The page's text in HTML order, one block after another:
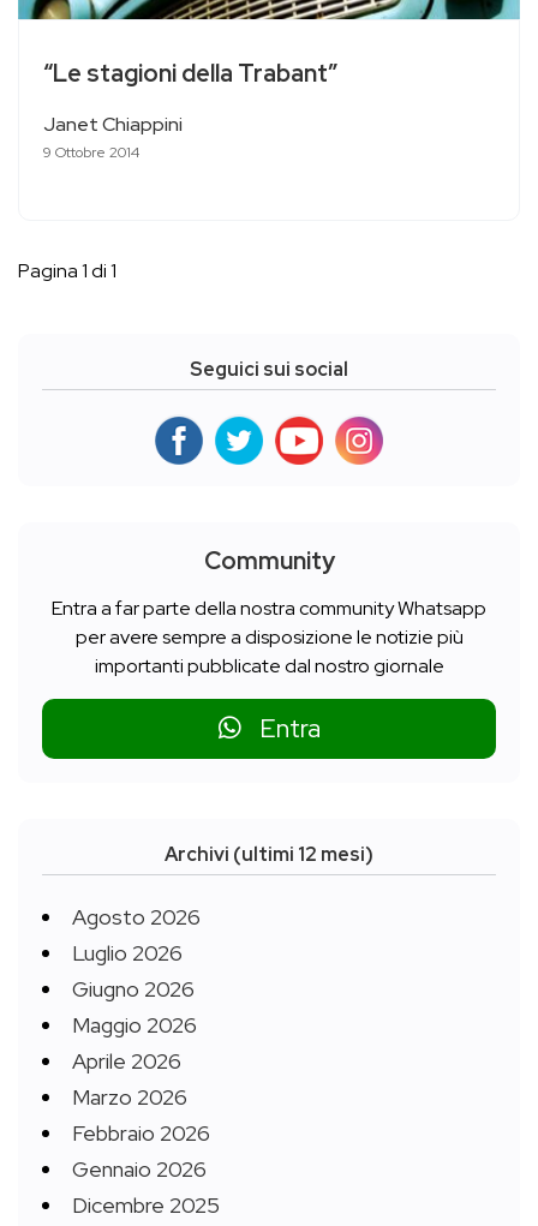
“Le stagioni della Trabant”
Janet Chiappini
9 Ottobre 2014
Pagina 1 di 1
Seguici sui social
Community
Entra a far parte della nostra community Whatsapp
per avere sempre a disposizione le notizie più
importanti pubblicate dal nostro giornale
Entra
Archivi (ultimi 12 mesi)
Agosto 2026
Luglio 2026
Giugno 2026
Maggio 2026
Aprile 2026
Marzo 2026
Febbraio 2026
Gennaio 2026
Dicembre 2025